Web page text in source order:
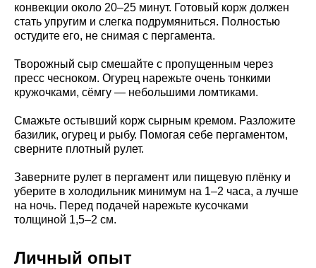
конвекции около 20–25 минут. Готовый корж должен
стать упругим и слегка подрумяниться. Полностью
остудите его, не снимая с пергамента.
Творожный сыр смешайте с пропущенным через
пресс чесноком. Огурец нарежьте очень тонкими
кружочками, сёмгу — небольшими ломтиками.
Смажьте остывший корж сырным кремом. Разложите
базилик, огурец и рыбу. Помогая себе пергаментом,
сверните плотный рулет.
Заверните рулет в пергамент или пищевую плёнку и
уберите в холодильник минимум на 1–2 часа, а лучше
на ночь. Перед подачей нарежьте кусочками
толщиной 1,5–2 см.
Личный опыт